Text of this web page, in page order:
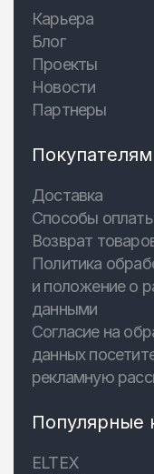
Карьера
Блог
Проекты
Новости
Партнеры
Покупателям
Доставка
Способы
Возврат
Политика
и положение о
данными
Согласие на
данных
рекламную
Популярные
ELTEX